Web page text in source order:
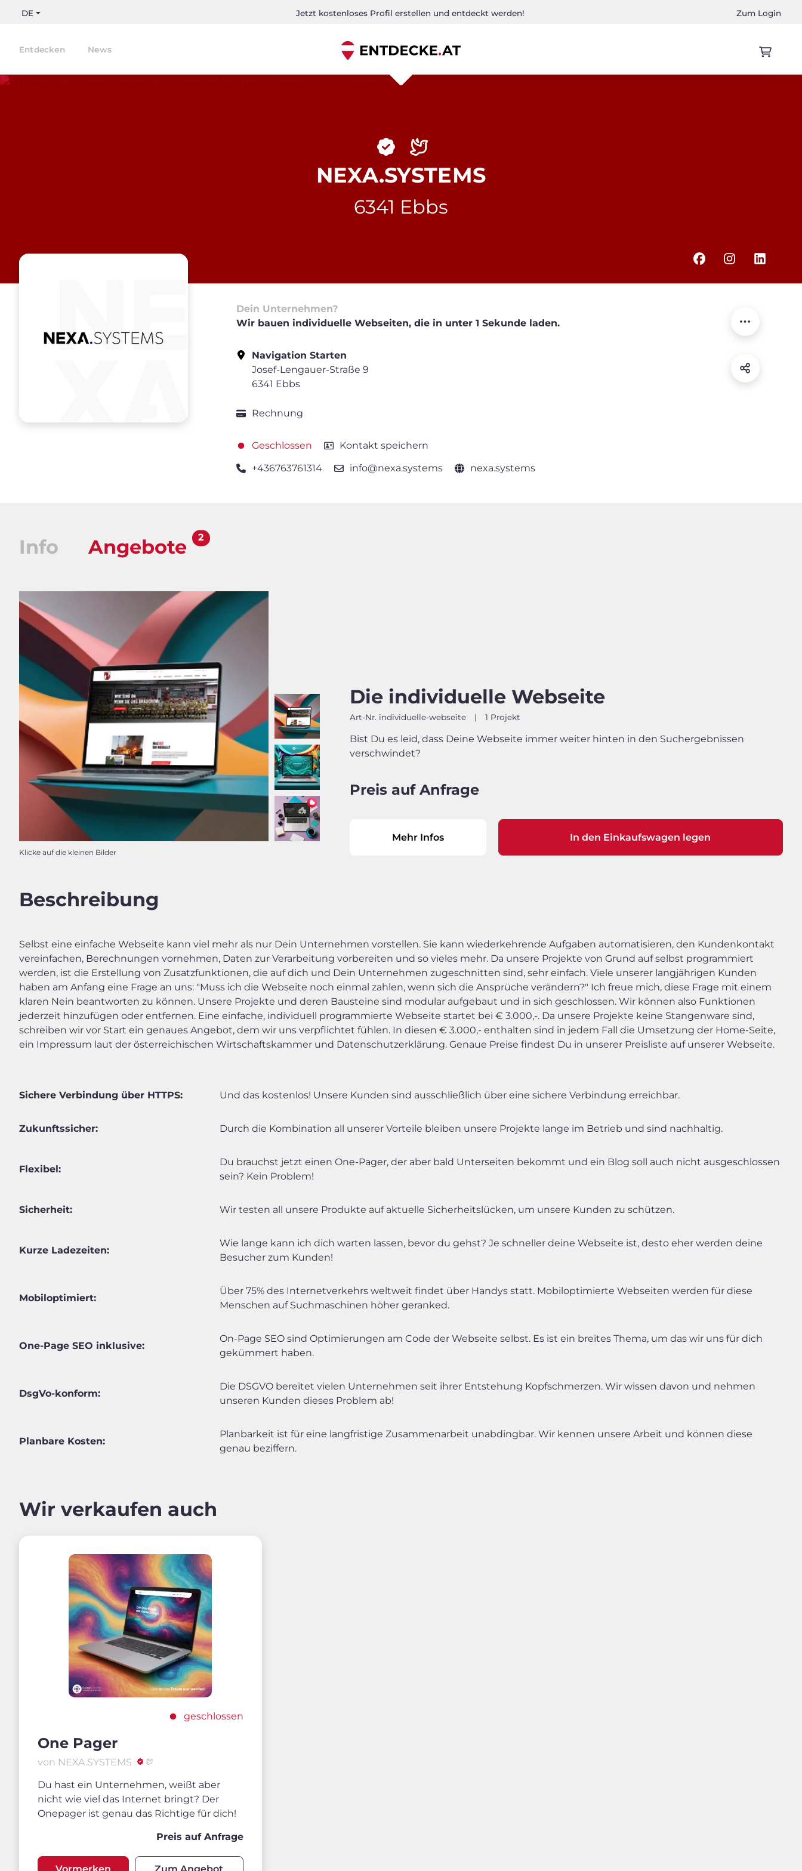
DE Jetzt kostenloses Profil erstellen und entdeckt werden! Zum Login
Entdecken News
NEXA.SYSTEMS
6341 Ebbs
Dein Unternehmen?
Wir bauen individuelle Webseiten, die in unter 1 Sekunde laden.
Navigation Starten
Josef-Lengauer-Straße 9
6341 Ebbs
Rechnung
Geschlossen Kontakt speichern
+436763761314 info@nexa.systems nexa.systems
Info Angebote 2
Klicke auf die kleinen Bilder
Die individuelle Webseite
Art-Nr. individuelle-webseite | 1 Projekt
Bist Du es leid, dass Deine Webseite immer weiter hinten in den Suchergebnissen
verschwindet?
Preis auf Anfrage
Mehr Infos In den Einkaufswagen legen
Beschreibung
Selbst eine einfache Webseite kann viel mehr als nur Dein Unternehmen vorstellen. Sie kann wiederkehrende Aufgaben automatisieren, den Kundenkontakt
vereinfachen, Berechnungen vornehmen, Daten zur Verarbeitung vorbereiten und so vieles mehr. Da unsere Projekte von Grund auf selbst programmiert
werden, ist die Erstellung von Zusatzfunktionen, die auf dich und Dein Unternehmen zugeschnitten sind, sehr einfach. Viele unserer langjährigen Kunden
haben am Anfang eine Frage an uns: "Muss ich die Webseite noch einmal zahlen, wenn sich die Ansprüche verändern?" Ich freue mich, diese Frage mit einem
klaren Nein beantworten zu können. Unsere Projekte und deren Bausteine sind modular aufgebaut und in sich geschlossen. Wir können also Funktionen
jederzeit hinzufügen oder entfernen. Eine einfache, individuell programmierte Webseite startet bei € 3.000,-. Da unsere Projekte keine Stangenware sind,
schreiben wir vor Start ein genaues Angebot, dem wir uns verpflichtet fühlen. In diesen € 3.000,- enthalten sind in jedem Fall die Umsetzung der Home-Seite,
ein Impressum laut der österreichischen Wirtschaftskammer und Datenschutzerklärung. Genaue Preise findest Du in unserer Preisliste auf unserer Webseite.
Sichere Verbindung über HTTPS: Und das kostenlos! Unsere Kunden sind ausschließlich über eine sichere Verbindung erreichbar.
Zukunftssicher: Durch die Kombination all unserer Vorteile bleiben unsere Projekte lange im Betrieb und sind nachhaltig.
Flexibel:
Du brauchst jetzt einen One-Pager, der aber bald Unterseiten bekommt und ein Blog soll auch nicht ausgeschlossen
sein? Kein Problem!
Sicherheit: Wir testen all unsere Produkte auf aktuelle Sicherheitslücken, um unsere Kunden zu schützen.
Kurze Ladezeiten:
Wie lange kann ich dich warten lassen, bevor du gehst? Je schneller deine Webseite ist, desto eher werden deine
Besucher zum Kunden!
Mobiloptimiert:
Über 75% des Internetverkehrs weltweit findet über Handys statt. Mobiloptimierte Webseiten werden für diese
Menschen auf Suchmaschinen höher geranked.
One-Page SEO inklusive:
On-Page SEO sind Optimierungen am Code der Webseite selbst. Es ist ein breites Thema, um das wir uns für dich
gekümmert haben.
DsgVo-konform:
Die DSGVO bereitet vielen Unternehmen seit ihrer Entstehung Kopfschmerzen. Wir wissen davon und nehmen
unseren Kunden dieses Problem ab!
Planbare Kosten:
Planbarkeit ist für eine langfristige Zusammenarbeit unabdingbar. Wir kennen unsere Arbeit und können diese
genau beziffern.
Wir verkaufen auch
geschlossen
One Pager
von NEXA.SYSTEMS
Du hast ein Unternehmen, weißt aber
nicht wie viel das Internet bringt? Der
Onepager ist genau das Richtige für dich!
Preis auf Anfrage
Vormerken Zum Angebot